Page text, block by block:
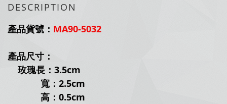
DESCRIPTION
產品貨號： MA90-5032
產品尺寸：
玫瑰長：3.5cm
寬：2.5cm
高：0.5cm